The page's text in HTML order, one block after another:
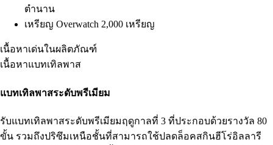
ตำนาน
เหรียญ Overwatch 2,000 เหรียญ
เนื้อหาเด่นในผลิตภัณฑ์
เนื้อหาแบทเทิลพาส
แบทเทิลพาสระดับพรีเมียม
รับแบทเทิลพาสระดับพรีเมียมฤดูกาลที่ 3 ที่ประกอบด้วยรางวัล 80
ขั้น รวมถึงปริซึมเหนือชั้นที่สามารถใช้ปลดล็อคสกินฮีโร่อิลลารี